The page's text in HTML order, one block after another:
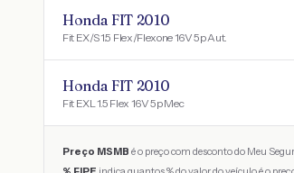
Honda FIT 2010
Fit EX/S 1.5 Flex/Flexone 16V 5p Aut.
Honda FIT 2010
Fit EXL 1.5 Flex 16V 5p Mec
Preço MSMB é o preço com desconto do Meu